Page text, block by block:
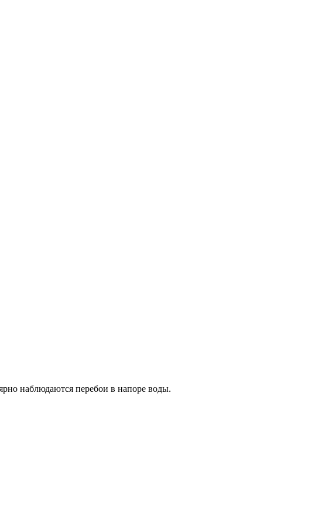
наблюдаются перебои в напоре воды.